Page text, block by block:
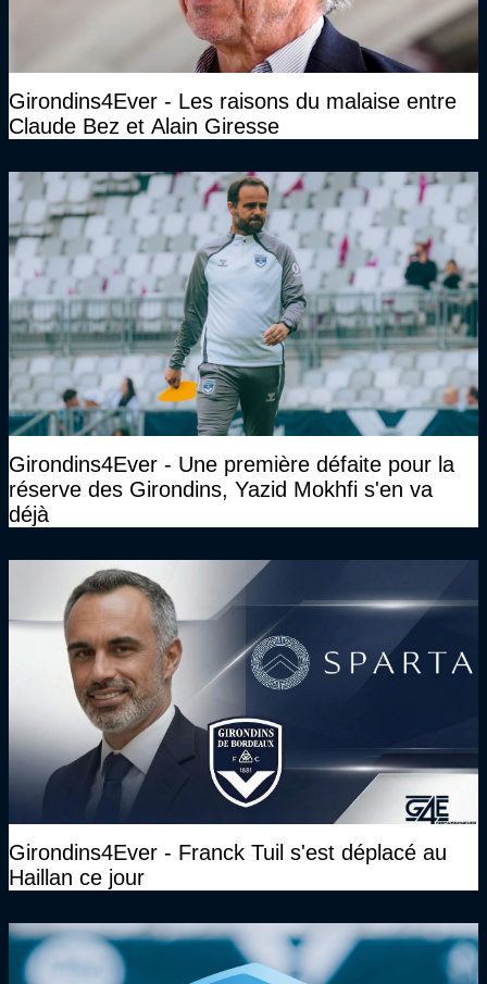
Girondins4Ever - Les raisons du malaise entre
Claude Bez et Alain Giresse
Girondins4Ever - Une première défaite pour la
réserve des Girondins, Yazid Mokhfi s'en va
déjà
Girondins4Ever - Franck Tuil s'est déplacé au
Haillan ce jour